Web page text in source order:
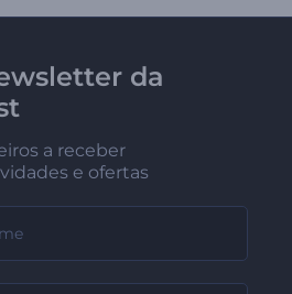
da
a receber
e ofertas